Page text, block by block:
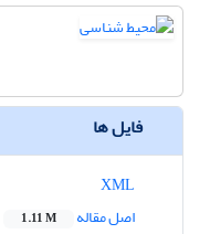
فایل ها
اصل مقاله
1.11 M